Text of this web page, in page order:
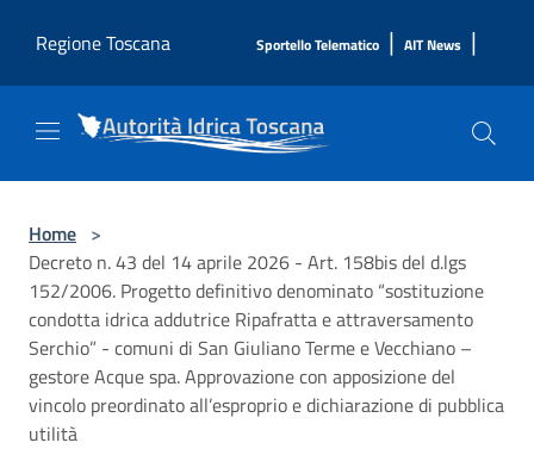
Regione Toscana
Sportello Telematico | AIT News |
Home >
Decreto n. 43 del 14 aprile 2026 - Art. 158bis del d.lgs
152/2006. Progetto definitivo denominato “sostituzione
condotta idrica addutrice Ripafratta e attraversamento
Serchio” - comuni di San Giuliano Terme e Vecchiano –
gestore Acque spa. Approvazione con apposizione del
vincolo preordinato all’esproprio e dichiarazione di pubblica
utilità